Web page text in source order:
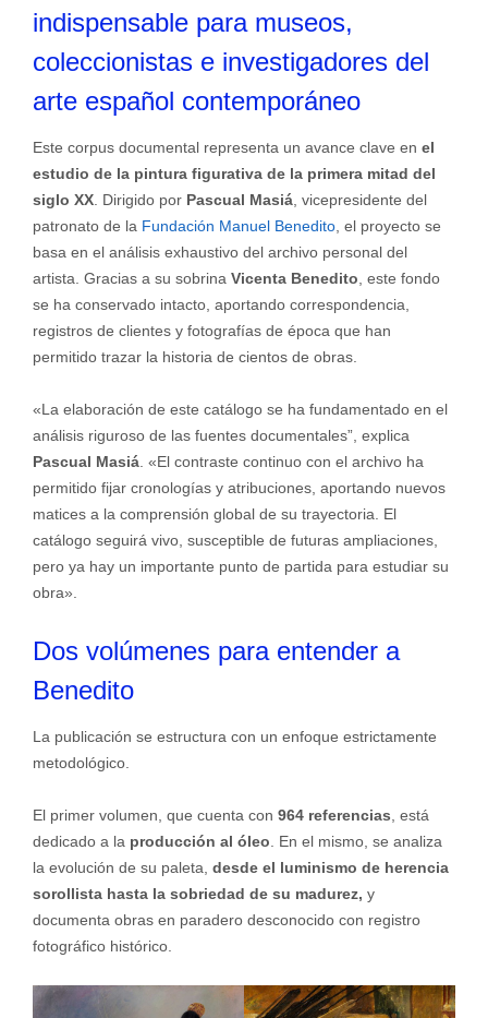
indispensable para museos,
coleccionistas e investigadores del
arte español contemporáneo
Este corpus documental representa un avance clave en el
estudio de la pintura figurativa de la primera mitad del
siglo XX. Dirigido por Pascual Masiá, vicepresidente del
patronato de la Fundación Manuel Benedito, el proyecto se
basa en el análisis exhaustivo del archivo personal del
artista. Gracias a su sobrina Vicenta Benedito , este fondo
se ha conservado intacto, aportando correspondencia,
registros de clientes y fotografías de época que han
permitido trazar la historia de cientos de obras.
«La elaboración de este catálogo se ha fundamentado en el
análisis riguroso de las fuentes documentales”, explica
Pascual Masiá. «El contraste continuo con el archivo ha
permitido fijar cronologías y atribuciones, aportando nuevos
matices a la comprensión global de su trayectoria. El
catálogo seguirá vivo, susceptible de futuras ampliaciones,
pero ya hay un importante punto de partida para estudiar su
obra».
Dos volúmenes para entender a
Benedito
La publicación se estructura con un enfoque estrictamente
metodológico.
El primer volumen, que cuenta con 964 referencias , está
dedicado a la producción al óleo . En el mismo, se analiza
la evolución de su paleta, desde el luminismo de herencia
sorollista hasta la sobriedad de su madurez, y
documenta obras en paradero desconocido con registro
fotográfico histórico.